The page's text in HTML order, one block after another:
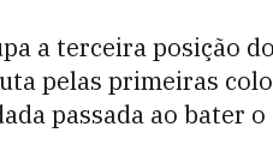
a terceira posição do
pelas primeiras
passada ao bater o